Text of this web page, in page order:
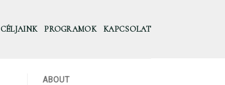
CÉLJAINK PROGRAMOK KAPCSOLAT
ABOUT